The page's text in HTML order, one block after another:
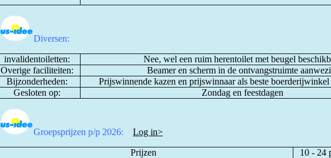
Diversen:
invalidentoiletten:
Nee, wel een ruim herentoilet met beugel
Overige faciliteiten:
Beamer en scherm in de ontvangstruimte
Bijzonderheden:
Prijswinnende kazen en prijswinnaar als beste
Gesloten op:
Zondag en feestdagen
Groepsprijzen p/p 2026: Log in>
Prijzen
10 - 24